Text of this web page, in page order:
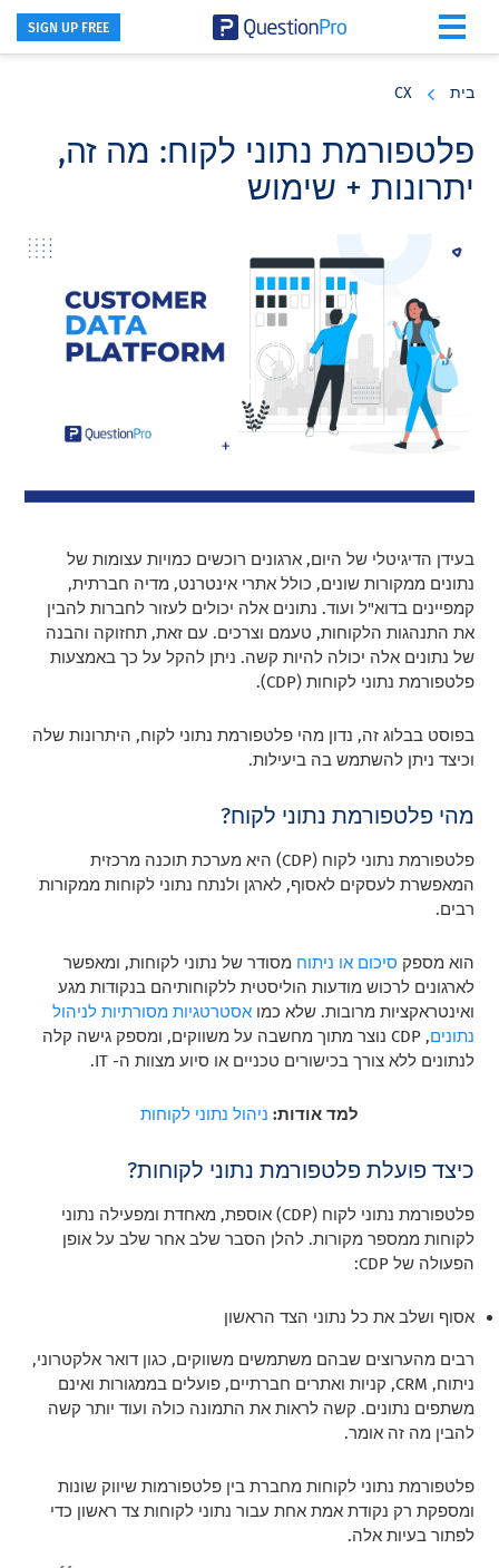
SIGN UP FREE
בית CX
פלטפורמת נתוני לקוח: מה זה,
יתרונות + שימוש
בעידן הדיגיטלי של היום, ארגונים רוכשים כמויות עצומות של
נתונים ממקורות שונים, כולל אתרי אינטרנט, מדיה חברתית,
קמפיינים בדוא"ל ועוד. נתונים אלה יכולים לעזור לחברות להבין
את התנהגות הלקוחות, טעמם וצרכים. עם זאת, תחזוקה והבנה
של נתונים אלה יכולה להיות קשה. ניתן להקל על כך באמצעות
פלטפורמת נתוני לקוחות (CDP).
בפוסט בבלוג זה, נדון מהי פלטפורמת נתוני לקוח, היתרונות שלה
וכיצד ניתן להשתמש בה ביעילות.
מהי פלטפורמת נתוני לקוח?
פלטפורמת נתוני לקוח (CDP) היא מערכת תוכנה מרכזית
המאפשרת לעסקים לאסוף, לארגן ולנתח נתוני לקוחות ממקורות
רבים.
הוא מספק סיכום או ניתוח מסודר של נתוני לקוחות, ומאפשר
לארגונים לרכוש מודעות הוליסטית ללקוחותיהם בנקודות מגע
ואינטראקציות מרובות. שלא כמואסטרטגיות מסורתיות לניהול
נתונים
, CDP נוצר מתוך מחשבה על משווקים, ומספק גישה קלה
לנתונים ללא צורך בכישורים טכניים או סיוע מצוות ה- IT.
למד אודות: ניהול נתוני לקוחות
כיצד פועלת פלטפורמת נתוני לקוחות?
פלטפורמת נתוני לקוח (CDP) אוספת, מאחדת ומפעילה נתוני
לקוחות ממספר מקורות. להלן הסבר שלב אחר שלב על אופן
הפעולה של CDP:
אסוף ושלב את כל נתוני הצד הראשון
רבים מהערוצים שבהם משתמשים משווקים, כגון דואר אלקטרוני,
ניתוח, CRM, קניות ואתרים חברתיים, פועלים בממגורות ואינם
משתפים נתונים. קשה לראות את התמונה כולה ועוד יותר קשה
להבין מה זה אומר.
פלטפורמת נתוני לקוחות מחברת בין פלטפורמות שיווק שונות
ומספקת רק נקודת אמת אחת עבור נתוני לקוחות צד ראשון כדי
לפתור בעיות אלה.